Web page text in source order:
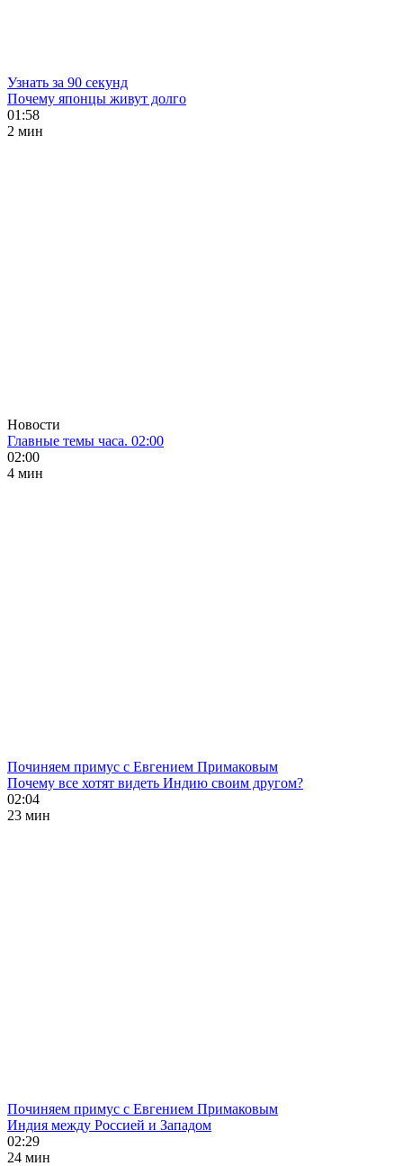
Узнать за 90 секунд
Почему японцы живут долго
01:58
2 мин
Новости
Главные темы часа. 02:00
02:00
4 мин
Починяем примус с Евгением Примаковым
Почему все хотят видеть Индию своим другом?
02:04
23 мин
Починяем примус с Евгением Примаковым
Индия между Россией и Западом
02:29
24 мин